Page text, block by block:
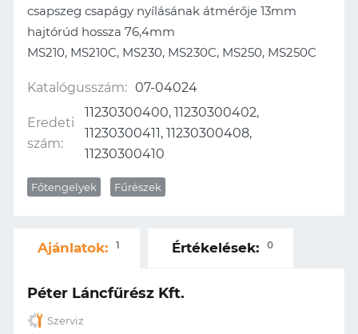
csapszeg csapágy nyílásának átmérője 13mm
hajtórúd hossza 76,4mm
MS210, MS210C, MS230, MS230C, MS250, MS250C
Katalógusszám: 07-04024
Eredeti
szám:
11230300400, 11230300402,
11230300411, 11230300408,
11230300410
Főtengelyek Fűrészek
Ajánlatok: 1 Értékelések: 0
Péter Láncfűrész Kft.
Szerviz